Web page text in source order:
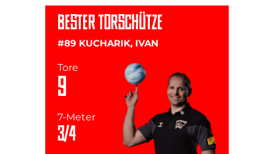
BESTER TORSCHÜTZE
#89 KUCHARIK, IVAN
Tore
9
7-Meter
3/4